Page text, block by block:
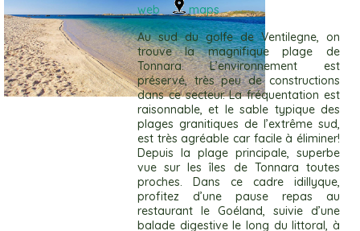
web
maps
Au sud du golfe de Ventilegne, on
trouve la magnifique plage de
Tonnara. L’environnement est
préservé, très peu de constructions
dans ce secteur. La fréquentation est
raisonnable, et le sable typique des
plages granitiques de l’extrême sud,
est très agréable car facile à éliminer!
Depuis la plage principale, superbe
vue sur les îles de Tonnara toutes
proches. Dans ce cadre idillyque,
profitez d’une pause repas au
restaurant le Goéland, suivie d’une
balade digestive le long du littoral, à